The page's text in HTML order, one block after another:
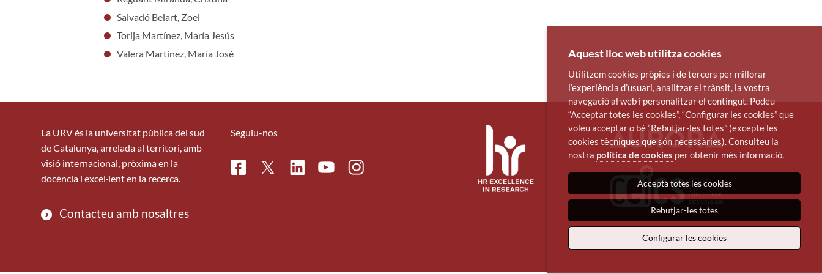
Salvadó Belart, Zoel
Torija Martínez, María Jesús
Valera Martínez, María José
La URV és la universitat pública del sud
de Catalunya, arrelada al territori, amb
visió internacional, pròxima en la
docència i excel·lent en la recerca.
Contacteu amb nosaltres
Seguiu-nos
FacebookTwitterLinkedinYoutubeInstagram
Aquest lloc web utilitza cookies
Utilitzem cookies pròpies i de tercers per millorar
l’experiència d’usuari, analitzar el trànsit, la vostra
navegació al web i personalitzar el contingut. Podeu
“Acceptar totes les cookies”, “Configurar les cookies” que
voleu acceptar o bé “Rebutjar-les totes” (excepte les
cookies tècniques que són necessàries). Consulteu la
nostra política de cookies per obtenir més informació.
Accepta totes les cookies
Rebutjar-les totes
Configurar les cookies